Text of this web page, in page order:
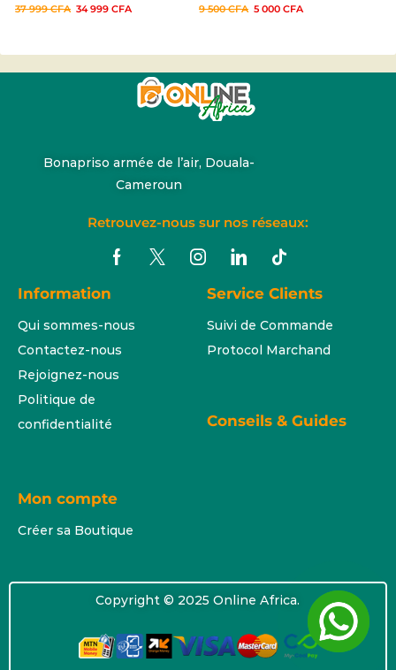
37 999CFA 34 999 CFA
9 500CFA 5 000 CFA
Bonapriso armée de l’air, Douala-
Cameroun
Retrouvez-nous sur nos réseaux:
Information
Qui sommes-nous
Contactez-nous
Rejoignez-nous
Politique de
confidentialité
Service Clients
Suivi de Commande
Protocol Marchand
Conseils & Guides
Mon compte
Créer sa Boutique
Copyright © 2025 Online Africa.